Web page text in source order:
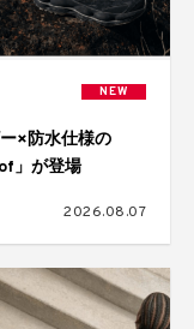
NEW
×防水仕様の
」が登場
2026.08.07